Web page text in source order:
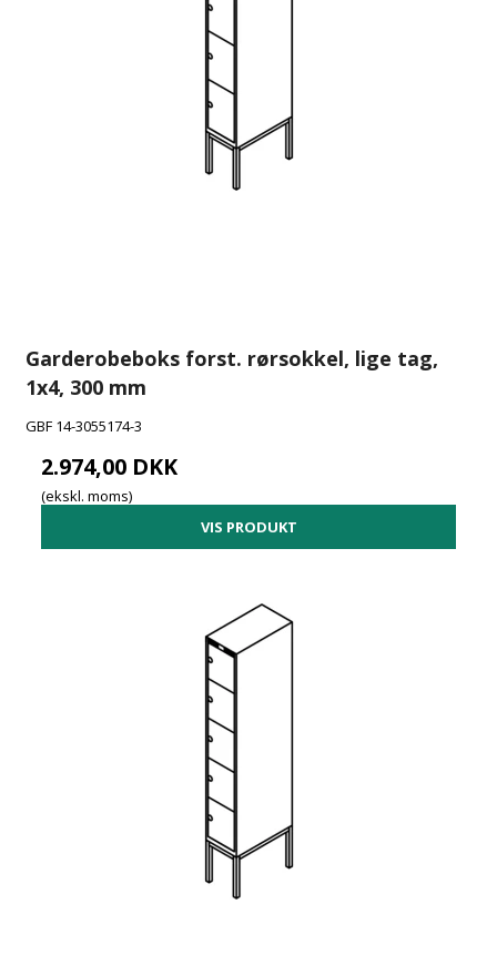
Garderobeboks forst. rørsokkel, lige tag,
1x4, 300 mm
GBF 14-3055174-3
2.974,00 DKK
(ekskl. moms)
VIS PRODUKT